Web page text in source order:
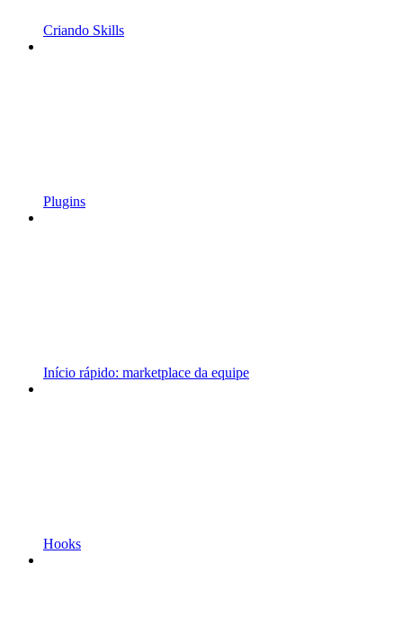
Criando Skills
Plugins
Início rápido: marketplace da equipe
Hooks